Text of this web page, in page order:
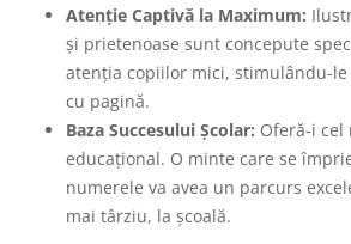
Atenție Captivă la Maximum:
și prietenoase sunt concepute
atenția copiilor mici, stimulându-
cu pagină.
Baza Succesului Școlar: Oferă-i
educațional. O minte care se
numerele va avea un parcurs
mai târziu, la școală.